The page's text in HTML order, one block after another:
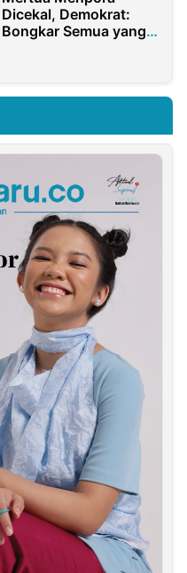
Dicekal, Demokrat:
Bongkar Semua yang